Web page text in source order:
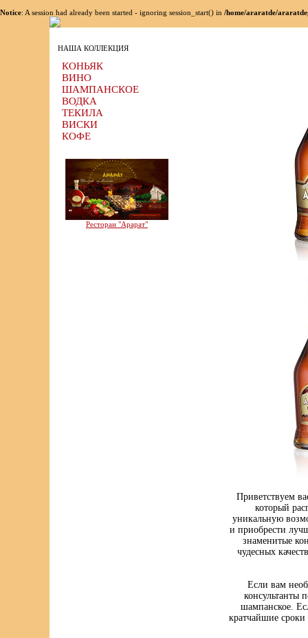
Notice: A session had already been started - ignoring session_start() in /home/araratde/
НАША КОЛЛЕКЦИЯ
КОНЬЯК
ВИНО
ШАМПАНСКОЕ
ВОДКА
ТЕКИЛА
ВИСКИ
КОФЕ
Ресторан "Арарат"
Приветствуем
который
уникальную
и приобрести
знаменитые
чудесных
Если вам
консультанты
шампанское.
кратчайшие